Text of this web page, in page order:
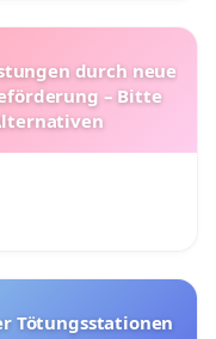
durch neue
– Bitte